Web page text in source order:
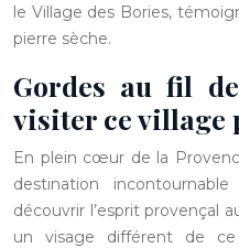
le Village des Bories,
pierre sèche.
Gordes au fil
visiter ce village
En plein cœur de la
destination
découvrir l’esprit provençal
un visage différent de